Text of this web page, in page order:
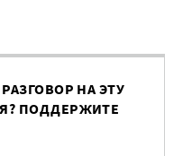
НА ЭТУ
ПОДДЕРЖИТЕ